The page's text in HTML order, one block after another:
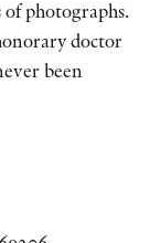
photographs.
doctor
been